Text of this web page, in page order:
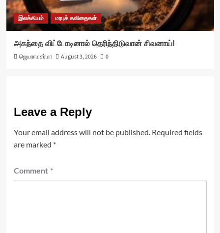
இலக்கியம் மரபுக் கவிதைகள்
அகந்தை விட்டோடினால் தெரிந்திடுவான் சிவனாய்!
ஜெயராமசர்மா
August 3, 2026 0
Leave a Reply
Your email address will not be published. Required fields
are marked *
Comment *